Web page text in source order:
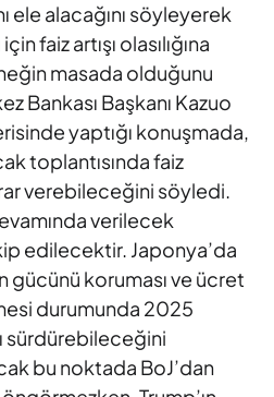
ele alacağını söyleyerek
faiz artışı olasılığına
masada olduğunu
Bankası Başkanı Kazuo
yaptığı konuşmada,
toplantısında faiz
verebileceğini söyledi.
verilecek
edilecektir. Japonya’da
koruması ve ücret
durumunda 2025
sürdürebileceğini
bu noktada BoJ’dan